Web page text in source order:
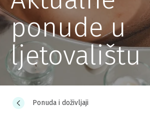
ponude u
ljetovalištu
Ponuda i doživljaji